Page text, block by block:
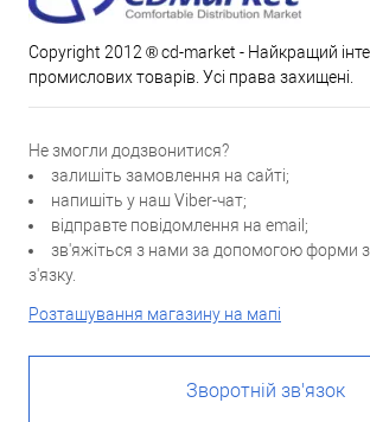
Copyright 2012 ® cd-market - Найкращий
промислових товарів. Усі права захищені.
Не змогли додзвонитися?
залишіть замовлення на сайті;
напишіть у наш Viber-чат;
відправте повідомлення на email;
зв'яжіться з нами за допомогою форми
з'язку.
Розташування магазину на мапі
Зворотній зв'язок